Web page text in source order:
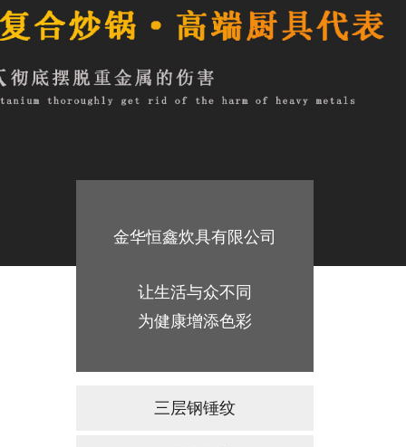
金华恒鑫炊具有限公司
让生活与众不同
为健康增添色彩
三层钢锤纹